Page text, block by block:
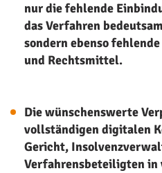
nur die fehlende
das Verfahren
sondern ebenso
und Rechtsmittel.
Die wünschenswerte
vollständigen digitalen
Gericht,
Verfahrensbeteiligten in